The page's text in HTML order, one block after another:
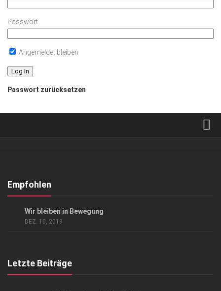
Passwort
Angemeldet bleiben
Passwort zurücksetzen
Kontakt, Impressum
Empfohlen
Wir bleiben in Bewegung
DEZ. 10, 2019
Letzte Beiträge